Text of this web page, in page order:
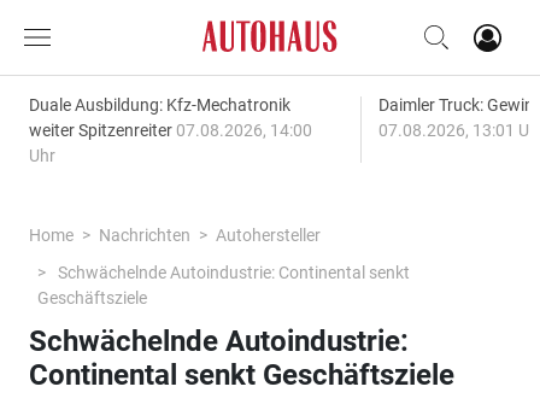
Duale Ausbildung: Kfz-Mechatronik
weiter Spitzenreiter 07.08.2026, 14:00
Uhr
Daimler Truck:
07.08.2026, 13:01
Home Nachrichten
Autohersteller
Schwächelnde Autoindustrie: Continental senkt
Geschäftsziele
Schwächelnde Autoindustrie:
Continental senkt Geschäftsziele